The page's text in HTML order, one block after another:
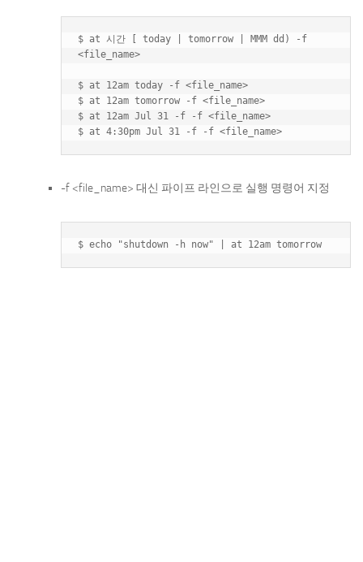
$ at 시간 [ today | tomorrow | MMM dd) -f
<file_name>
$ at 12am today -f <file_name>
$ at 12am tomorrow -f <file_name>
$ at 12am Jul 31 -f -f <file_name>
-f <file_name> 대신 파이프 라인으로 실행 명령어 지정